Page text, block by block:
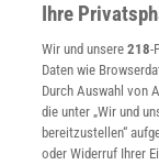
SPONSORED
Anzeige
Ihre
Wir und unsere218-
Daten wie
Durch Auswahl von
die unter „Wir und
bereitzustellen“
oder Widerruf Ihrer